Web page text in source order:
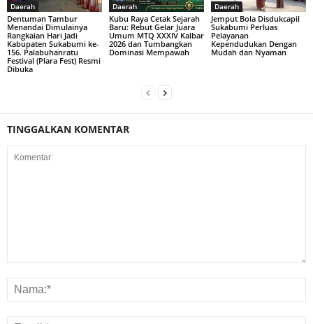
Daerah
Dentuman Tambur
Menandai Dimulainya
Rangkaian Hari Jadi
Kabupaten Sukabumi ke-
156. Palabuhanratu
Festival (Plara Fest) Resmi
Dibuka
Daerah
Kubu Raya Cetak Sejarah
Baru: Rebut Gelar Juara
Umum MTQ XXXIV Kalbar
2026 dan Tumbangkan
Dominasi Mempawah
Daerah
Jemput Bola Disdukcapil
Sukabumi Perluas
Pelayanan
Kependudukan Dengan
Mudah dan Nyaman
TINGGALKAN KOMENTAR